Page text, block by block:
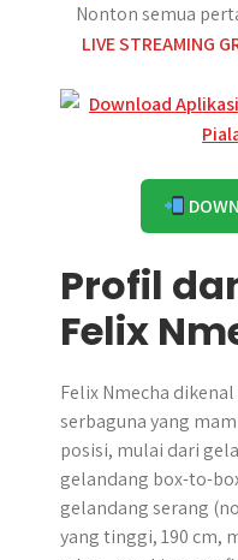
Nonton semua
LIVE STREAMING
Profil
Felix
Felix Nmecha
serbaguna yang
posisi, mulai dari
gelandang box-to-
gelandang serang
yang tinggi, 190 cm,